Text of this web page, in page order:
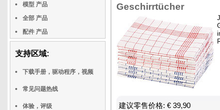
模型 产品
全部 产品
配件 产品
支持区域:
下载手册，驱动程序，视频
常见问题热线
体验，评级
Geschirrtücher
建议零售价格: € 39,90